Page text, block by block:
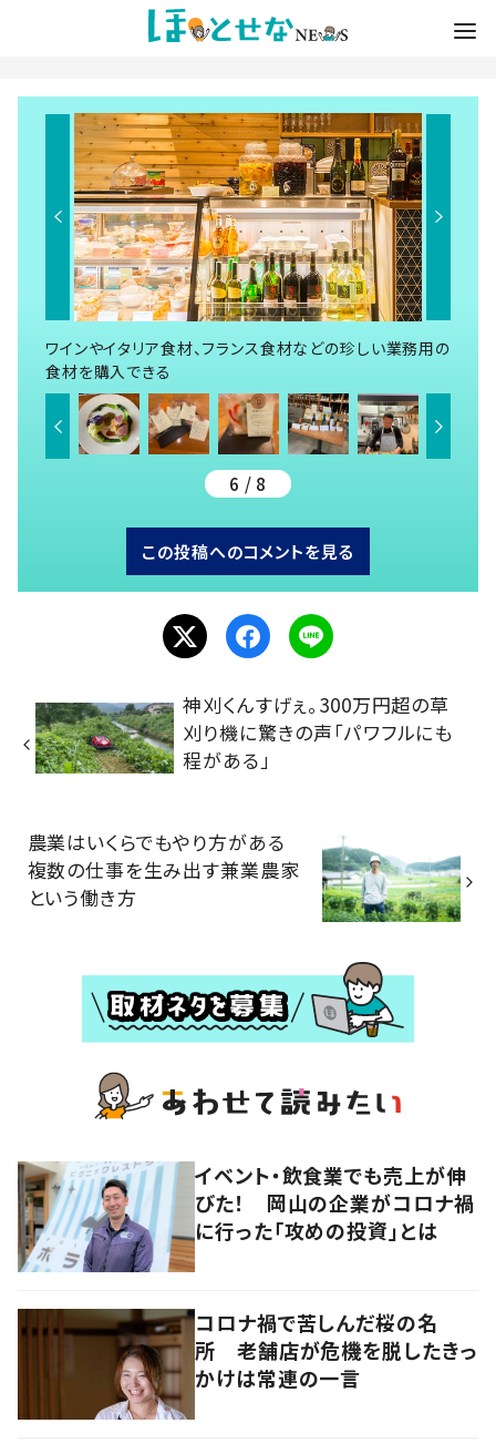
ワインやイタリア食材、フランス食材などの珍しい業務用の
食材を購入できる
6 / 8
この投稿へのコメントを見る
神刈くんすげぇ。300万円超の草
刈り機に驚きの声「パワフルにも
程がある」
農業はいくらでもやり方がある
複数の仕事を生み出す兼業農家
という働き方
イベント・飲食業でも売上が伸
びた！ 岡山の企業がコロナ禍
に行った「攻めの投資」とは
コロナ禍で苦しんだ桜の名
所 老舗店が危機を脱したきっ
かけは常連の一言